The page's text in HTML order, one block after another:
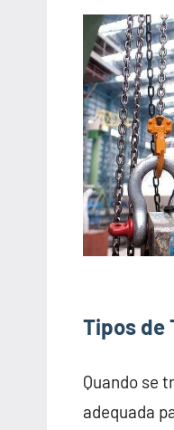
Tipos de
Quando se
adequada